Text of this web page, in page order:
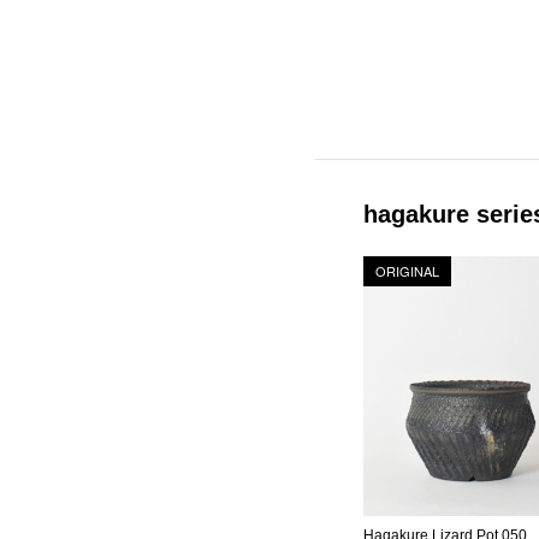
hagakure
ORIGINAL
Hagakure Lizard Pot 050